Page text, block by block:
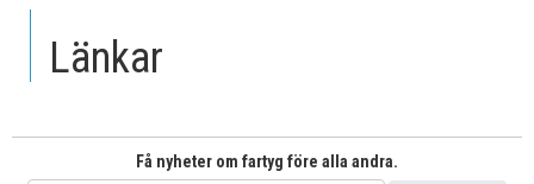
Länkar
Få nyheter om fartyg före alla andra.